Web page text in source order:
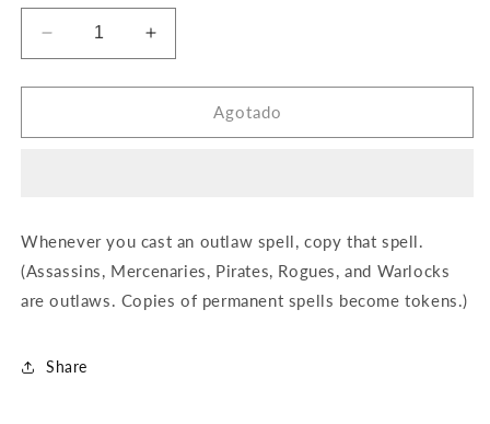
Reducir
cantidad
para
Down
Aumentar
cantidad
para
Down
Agotado
Whenever you cast an outlaw spell, copy that spell.
(Assassins, Mercenaries, Pirates, Rogues, and Warlocks
are outlaws. Copies of permanent spells become tokens.)
Share